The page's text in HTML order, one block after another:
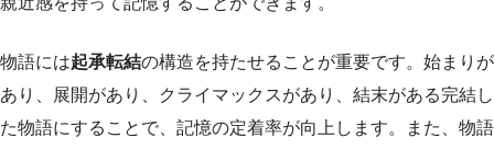
物語には起承転結の構造を持たせることが重要です。始まりが
あり、展開があり、クライマックスがあり、結末がある完結し
た物語にすることで、記憶の定着率が向上します。また、物語